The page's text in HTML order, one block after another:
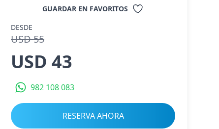
GUARDAR EN FAVORITOS
DESDE
USD 55
USD 43
982 108 083
RESERVA AHORA